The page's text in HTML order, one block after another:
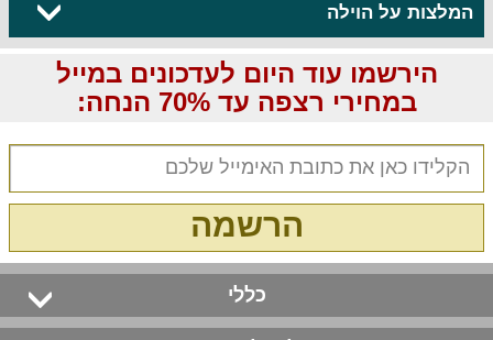
המלצות על הוילה
הירשמו עוד היום לעדכונים במייל
במחירי רצפה עד 70% הנחה:
הרשמה
כללי